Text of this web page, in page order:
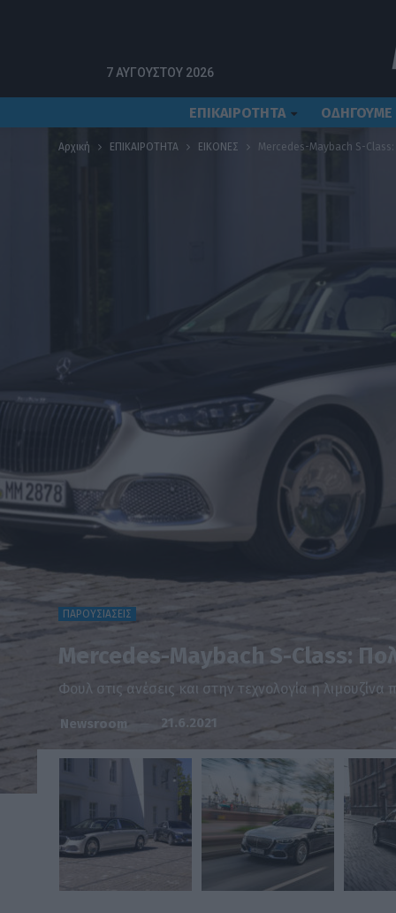
7 ΑΥΓΟΎΣΤΟΥ 2026
ΕΠΙΚΑΙΡΟΤΗΤΑ ΟΔΗΓΟΥΜΕ
Αρχική ΕΠΙΚΑΙΡΟΤΗΤΑ ΕΙΚΟΝΕΣ Mercedes-Maybach S-
ΠΑΡΟΥΣΙΑΣΕΙΣ
Mercedes-Maybach S-Class:
Φουλ στις ανέσεις και στην τεχνολογία η
Newsroom 21.6.2021